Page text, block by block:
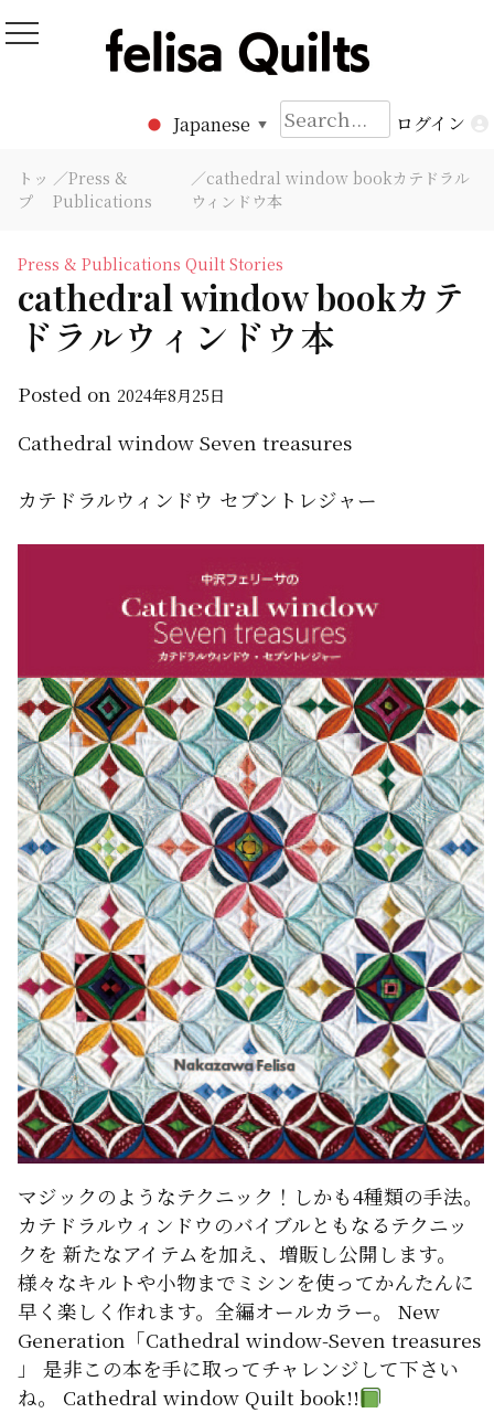
to
Felisa Quilts
パッチワークキルト Felisa Quilts
Japanese ▼
検
索:
ログイン
トッ
プ
／Press &
Publications
／cathedral window bookカテドラル
ウィンドウ本
Press & Publications Quilt Stories
cathedral window bookカテ
ドラルウィンドウ本
Posted on 2024年8月25日
Cathedral window Seven treasures
カテドラルウィンドウ セブントレジャー
マジックのようなテクニック！しかも4種類の手法。
カテドラルウィンドウのバイブルともなるテクニッ
クを 新たなアイテムを加え、増販し公開します。
様々なキルトや小物までミシンを使ってかんたんに
早く楽しく作れます。全編オールカラー。 New
Generation「Cathedral window-Seven treasures
」 是非この本を手に取ってチャレンジして下さい
ね。 Cathedral window Quilt book!!